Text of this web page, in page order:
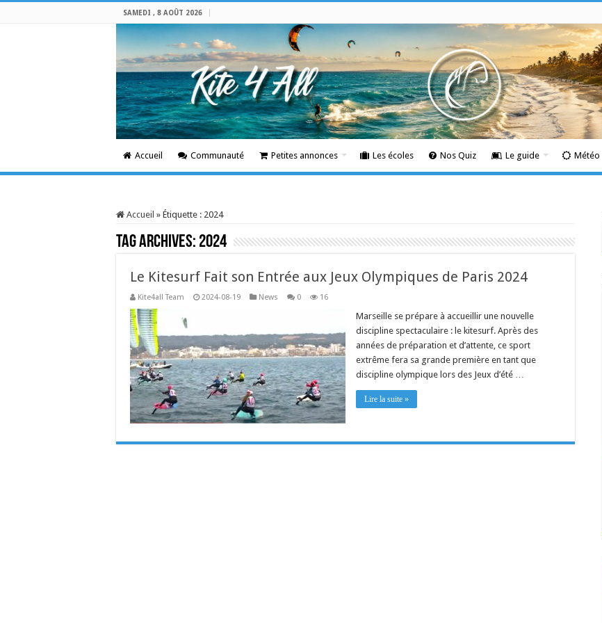
SAMEDI , 8 AOÛT 2026
Accueil Communauté Petites annonces Les écoles Nos Quiz Le guide Météo
Accueil » Étiquette : 2024
Tag Archives: 2024
Le Kitesurf Fait son Entrée aux Jeux Olympiques de Paris 2024
Kite4all Team 2024-08-19 News 0 16
Marseille se prépare à accueillir une nouvelle
discipline spectaculaire : le kitesurf. Après des
années de préparation et d’attente, ce sport
extrême fera sa grande première en tant que
discipline olympique lors des Jeux d’été …
Lire la suite »